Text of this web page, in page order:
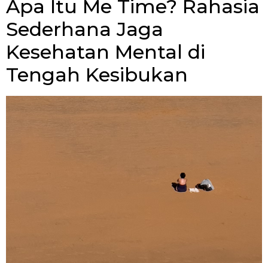
Apa Itu Me Time? Rahasia
Sederhana Jaga
Kesehatan Mental di
Tengah Kesibukan